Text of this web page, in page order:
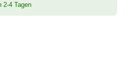
2-4 Tagen